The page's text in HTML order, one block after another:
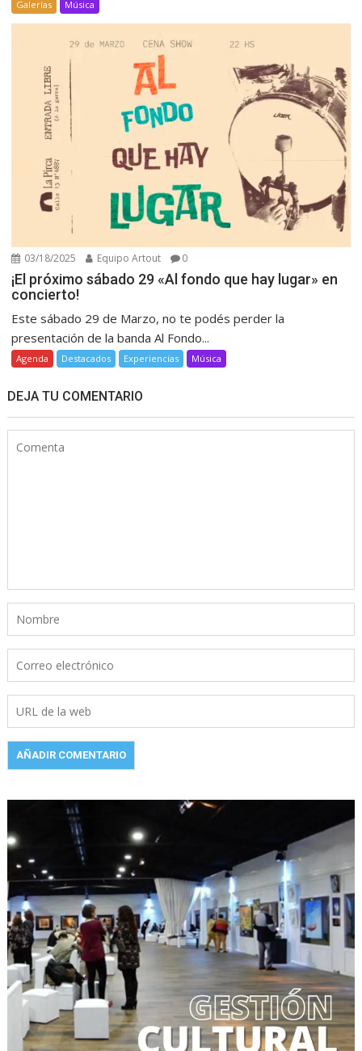
Galerías Música
03/18/2025 Equipo Artout 0
¡El próximo sábado 29 «Al fondo que hay lugar» en
concierto!
Este sábado 29 de Marzo, no te podés perder la
presentación de la banda Al Fondo...
Agenda Destacados Experiencias Música
DEJA TU COMENTARIO